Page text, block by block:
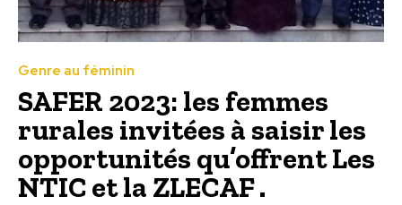
Genre au féminin
SAFER 2023: les femmes
rurales invitées à saisir les
opportunités qu’offrent Les
NTIC et la ZLECAF .